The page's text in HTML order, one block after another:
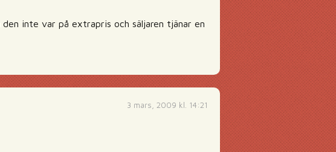
inte var på extrapris och säljaren tjänar en
3 mars, 2009 kl. 14:21